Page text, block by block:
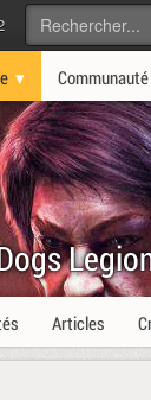
Communauté
Articles